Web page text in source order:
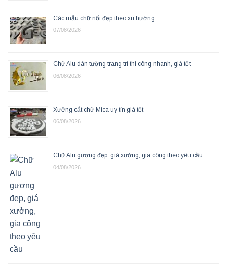
Các mẫu chữ nổi đẹp theo xu hướng
07/08/2026
Chữ Alu dán tường trang trí thi công nhanh, giá tốt
06/08/2026
Xưởng cắt chữ Mica uy tín giá tốt
06/08/2026
Chữ Alu gương đẹp, giá xưởng, gia công theo yêu cầu
04/08/2026